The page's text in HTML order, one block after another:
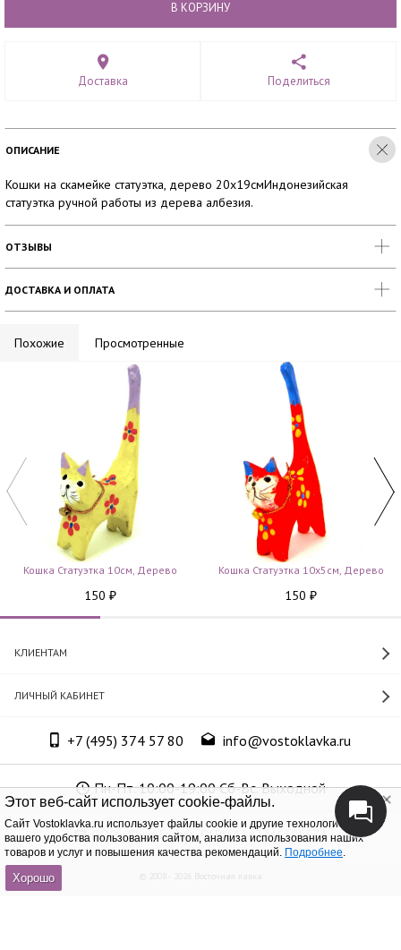
Этот веб-сайт использует cookie-файлы.
Cайт Vostoklavka.ru использует файлы cookie и другие технологии для
вашего удобства пользования сайтом, анализа использования наших
товаров и услуг и повышения качества рекомендаций. Подробнее.
Хорошо
В КОРЗИНУ
Доставка Поделиться
ОПИСАНИЕ
Кошки на скамейке статуэтка, дерево 20х19смИндонезийская
статуэтка ручной работы из дерева албезия.
ОТЗЫВЫ
ДОСТАВКА И ОПЛАТА
Похожие Просмотренные
Кошка Статуэтка 10см, Дерево
150 ₽
Кошка Статуэтка 10х5см, Дерево
150 ₽
КЛИЕНТАМ
ЛИЧНЫЙ КАБИНЕТ
+7 (495) 374 57 80 info@vostoklavka.ru
Пн-Пт. 10:00-19:00 Сб-Вс. Выходной
ООО «Юнит Групп», ОГРН 1147746305574